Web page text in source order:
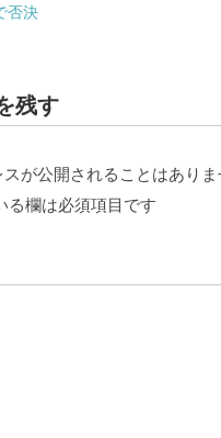
否決
残す
が公開されることはありま
る欄は必須項目です